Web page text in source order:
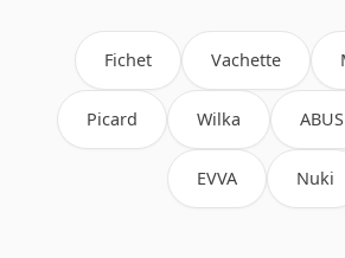
Fichet Vachette
Picard Wilka ABUS
EVVA Nuki